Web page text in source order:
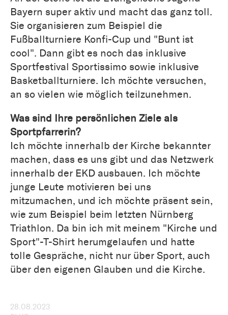
Bayern super aktiv und macht das ganz toll.
Sie organisieren zum Beispiel die
Fußballturniere Konfi-Cup und "Bunt ist
cool". Dann gibt es noch das inklusive
Sportfestival Sportissimo sowie inklusive
Basketballturniere. Ich möchte versuchen,
an so vielen wie möglich teilzunehmen.
Was sind Ihre persönlichen Ziele als
Sportpfarrerin?
Ich möchte innerhalb der Kirche bekannter
machen, dass es uns gibt und das Netzwerk
innerhalb der EKD ausbauen. Ich möchte
junge Leute motivieren bei uns
mitzumachen, und ich möchte präsent sein,
wie zum Beispiel beim letzten Nürnberg
Triathlon. Da bin ich mit meinem "Kirche und
Sport"-T-Shirt herumgelaufen und hatte
tolle Gespräche, nicht nur über Sport, auch
über den eigenen Glauben und die Kirche.
28.08.2023